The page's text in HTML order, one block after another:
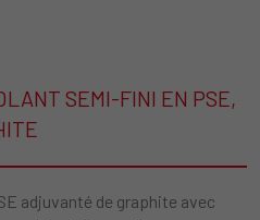
SEMI-FINI EN PSE,
adjuvanté de graphite avec